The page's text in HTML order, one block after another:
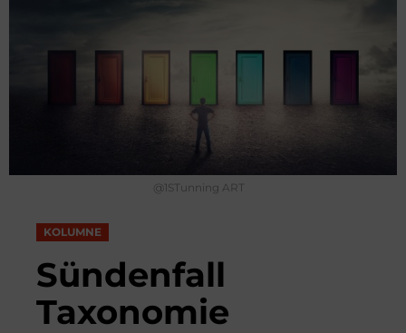
@1STunning ART
KOLUMNE
Sündenfall
Taxonomie